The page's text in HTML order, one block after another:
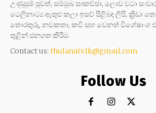
උණුසුම් පුවත්, සම්මුඛ සාකච්ඡා, ලොව වටා
ටෙලිනාට්‍ය ඇතුළු කලා ඉසව් පිළිබඳ ලිපි, ක්‍රීඩා
තොරතුරු, නවකතා, කවි සහ වෙනත් විශේෂාංග
තුළින් ජනගත කිරීම.
Contact us: thulanatv.lk@gmail.com
Follow Us